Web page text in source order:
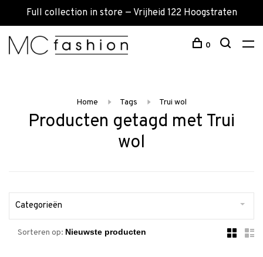
Full collection in store — Vrijheid 122 Hoogstraten
0
Home Tags Trui wol
Producten getagd met Trui
wol
Categorieën
Sorteren op: